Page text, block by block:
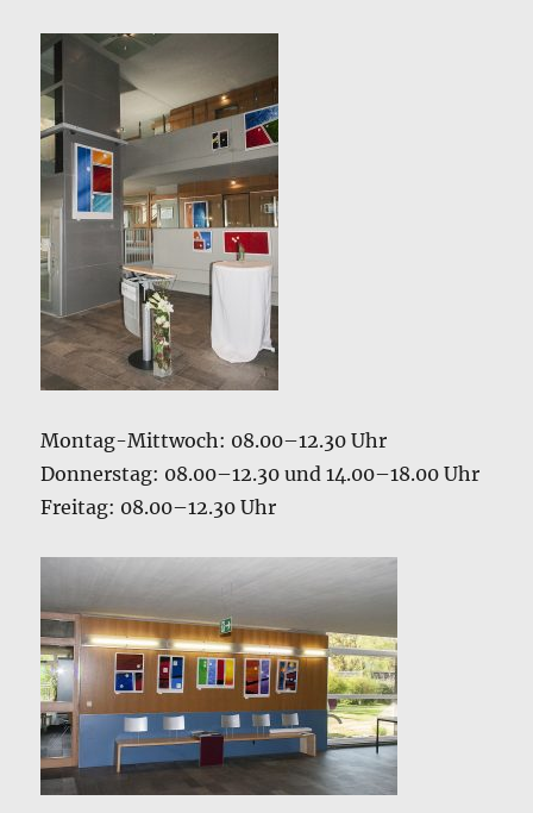
Montag-Mittwoch: 08.00–12.30 Uhr
Donnerstag: 08.00–12.30 und 14.00–18.00 Uhr
Freitag: 08.00–12.30 Uhr